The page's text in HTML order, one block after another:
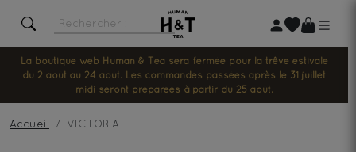
La boutique web Human & Tea sera fermée pour la trêve estivale
du 2 août au 24 août. Les commandes passées après le 31 juillet
midi seront préparées à partir du 25 août.
Accueil VICTORIA